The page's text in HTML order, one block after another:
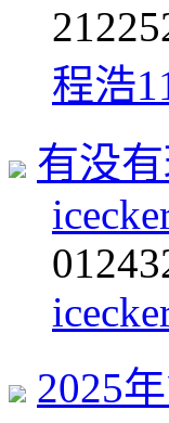
2
程浩
有没
0
2025